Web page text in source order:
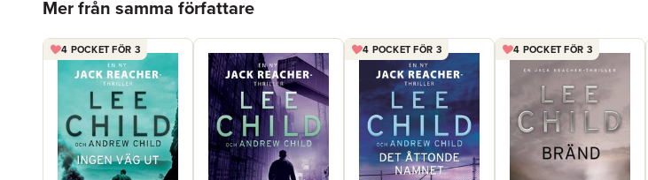
Mer från samma författare
4 POCKET FÖR 3 4 POCKET FÖR 3 4 POCKET FÖR 3